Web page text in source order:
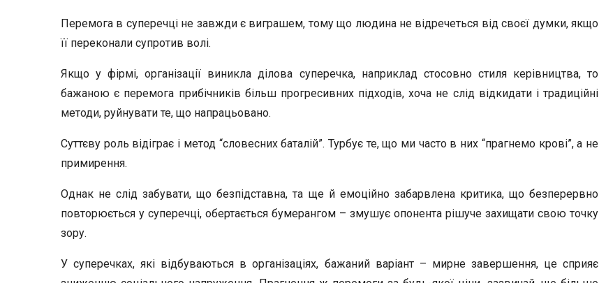
Перемога в суперечці не завжди є виграшем, тому що людина не відречеться від своєї думки, якщо
її переконали супротив волі.
Якщо у фірмі, організації виникла ділова суперечка, наприклад стосовно стиля керівництва, то
бажаною є перемога прибічників більш прогресивних підходів, хоча не слід відкидати і традиційні
методи, руйнувати те, що напрацьовано.
Суттєву роль відіграє і метод “словесних баталій”. Турбує те, що ми часто в них “прагнемо крові”, а не
примирення.
Однак не слід забувати, що безпідставна, та ще й емоційно забарвлена критика, що безперервно
повторюється у суперечці, обертається бумерангом – змушує опонента рішуче захищати свою точку
зору.
У суперечках, які відбуваються в організаціях, бажаний варіант – мирне завершення, це сприяє